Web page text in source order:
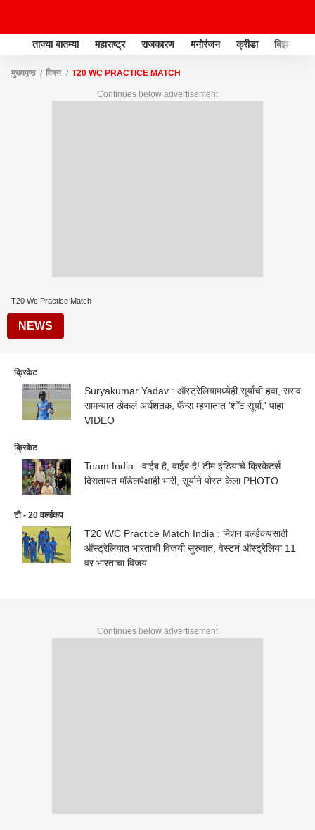
ताज्या बातम्या महाराष्ट्र राजकारण मनोरंजन क्रीडा बिझनेस
मुख्यपृष्ठ विषय T20 WC PRACTICE MATCH
Continues below advertisement
T20 Wc Practice Match
NEWS
क्रिकेट
Suryakumar Yadav : ऑस्ट्रेलियामध्येही सूर्याची हवा, सराव
सामन्यात ठोकलं अर्धशतक, फॅन्स म्हणातात 'शॉट सूर्या,' पाहा
VIDEO
क्रिकेट
Team India : वाईब है, वाईब है! टीम इंडियाचे क्रिकेटर्स
दिसतायत मॉडेलपेक्षाही भारी, सूर्याने पोस्ट केला PHOTO
टी - 20 वर्ल्डकप
T20 WC Practice Match India : मिशन वर्ल्डकपसाठी
ऑस्ट्रेलियात भारताची विजयी सुरुवात, वेस्टर्न ऑस्ट्रेलिया 11
वर भारताचा विजय
Continues below advertisement